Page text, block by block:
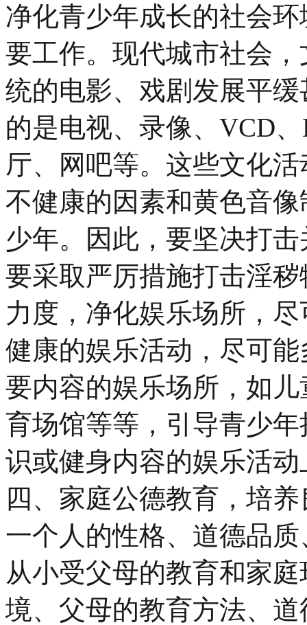
净化青少年成长的社会
要工作。现代城市社会
统的电影、戏剧发展平
的是电视、录像、VCD
厅、网吧等。这些文化
不健康的因素和黄色音
少年。因此，要坚决打
要采取严厉措施打击淫
力度，净化娱乐场所，
健康的娱乐活动，尽可
要内容的娱乐场所，如
育场馆等等，引导青少
识或健身内容的娱乐活动
四、家庭公德教育，培
一个人的性格、道德品
从小受父母的教育和家
境、父母的教育方法、